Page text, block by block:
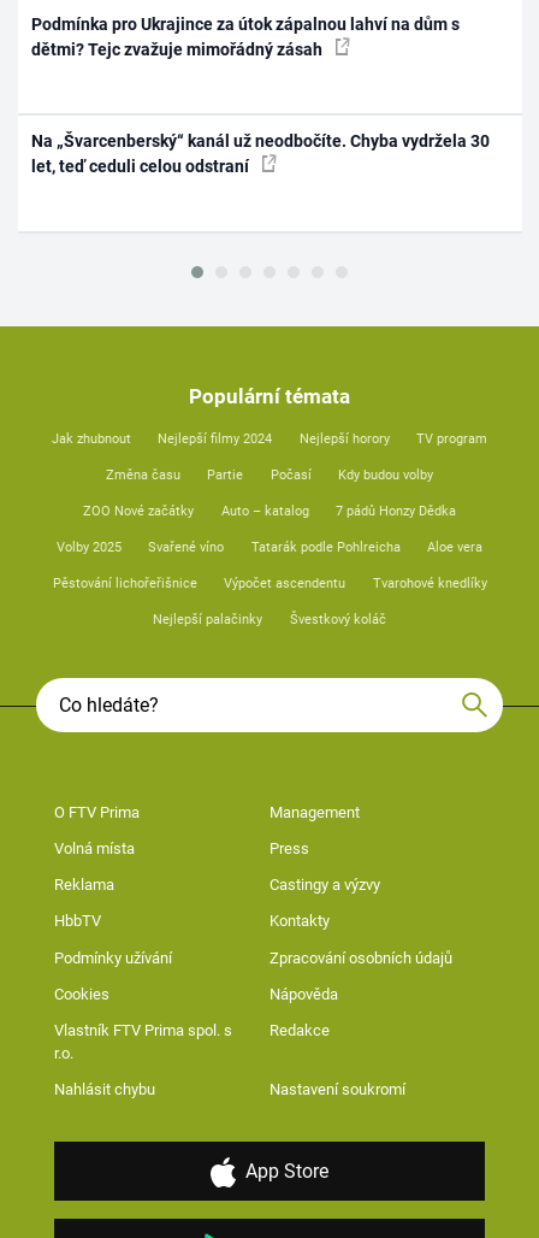
Podmínka pro Ukrajince za útok zápalnou lahví na dům s
dětmi? Tejc zvažuje mimořádný zásah
Na „Švarcenberský“ kanál už neodbočíte. Chyba vydržela 30
let, teď ceduli celou odstraní
Populární témata
Jak zhubnout Nejlepší filmy 2024 Nejlepší horory TV program
Změna času Partie Počasí Kdy budou volby
ZOO Nové začátky Auto – katalog 7 pádů Honzy Dědka
Volby 2025 Svařené víno Tatarák podle Pohlreicha Aloe vera
Pěstování lichořeřišnice Výpočet ascendentu Tvarohové knedlíky
Nejlepší palačinky Švestkový koláč
O FTV Prima Management
Volná místa Press
Reklama Castingy a výzvy
HbbTV Kontakty
Podmínky užívání Zpracování osobních údajů
Cookies Nápověda
Vlastník FTV Prima spol. s
r.o.
Redakce
Nahlásit chybu Nastavení soukromí
App Store